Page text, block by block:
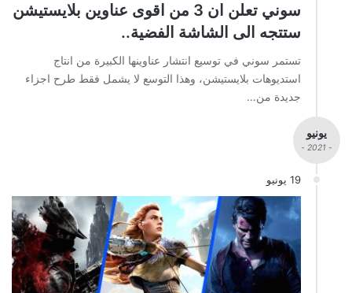
سوني تعلن ان 3 من اقوى عناوين بلايستيشن
ستتجه الى الشاشة الفضية..
تستمر سوني في توسيع انتشار عناوينها الكبيرة من انتاج
استديوهات بلايستيشن، وهذا التوسع لا يشمل فقط طرح اجزاء
جديدة من…
يونيو
- 2021 -
19 يونيو